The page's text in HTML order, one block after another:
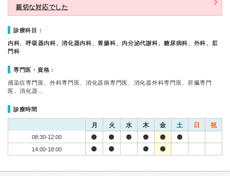
親切な対応でした
診療科目：
内科、呼吸器内科、消化器内科、胃腸科、内分泌代謝科、糖尿病科、外科、肛
門科
専門医・資格：
感染症専門医、外科専門医、消化器病専門医、消化器外科専門医、肝臓専門
医、消化器…
診療時間
月 火 水 木 金 土 日 祝
08:30-12:00
14:00-18:00